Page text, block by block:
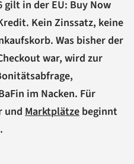
gilt in der EU: Buy Now
Kein Zinssatz, keine
Was bisher der
war, wird zur
im Nacken. Für
und Marktplätze beginnt